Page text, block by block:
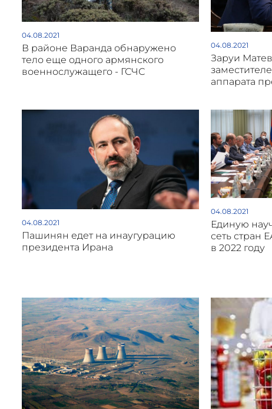
04.08.2021
В районе Варанда обнаружено
тело еще одного армянского
военнослужащего - ГСЧС
04.08.2021
Заруи
аппарата
04.08.2021
Пашинян едет на инаугурацию
президента Ирана
04.08.2021
Единую
сеть стран
в 2022 году